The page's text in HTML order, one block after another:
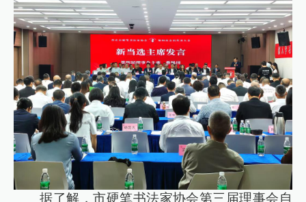
据了解，市硬笔书法家协会第三届理事会自